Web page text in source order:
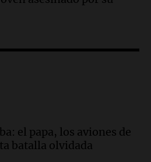
sustentable
invernales
el papa, los aviones de
batalla olvidada